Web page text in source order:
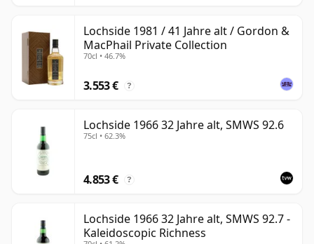
Lochside 1981 / 41 Jahre alt / Gordon &
MacPhail Private Collection
70cl • 46.7%
3.553 € ?
Lochside 1966 32 Jahre alt, SMWS 92.6
75cl • 62.3%
4.853 € ?
Lochside 1966 32 Jahre alt, SMWS 92.7 -
Kaleidoscopic Richness